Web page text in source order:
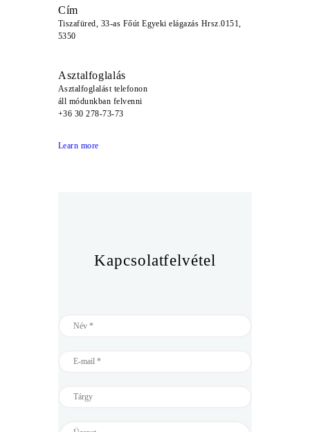
Cím
Tiszafüred, 33-as Főút Egyeki elágazás Hrsz.0151,
5350
Asztalfoglalás
Asztalfoglalást telefonon
áll módunkban felvenni
+36 30 278-73-73
Learn more
Kapcsolatfelvétel